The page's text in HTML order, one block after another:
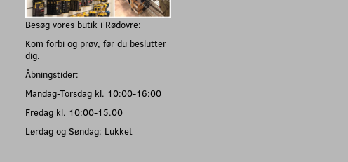
Besøg vores butik i Rødovre:
Kom forbi og prøv, før du beslutter
dig.
Åbningstider:
Mandag-Torsdag kl. 10:00-16:00
Fredag kl. 10:00-15.00
Lørdag og Søndag: Lukket